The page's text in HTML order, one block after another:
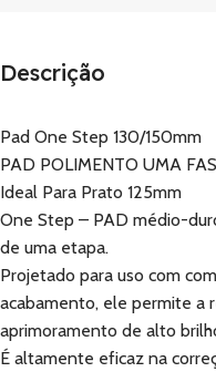
Descrição
Pad One Step 130/150mm
PAD POLIMENTO UMA
Ideal Para Prato 125mm
One Step – PAD médio-
de uma etapa.
Projetado para uso com
acabamento, ele permite a
aprimoramento de alto
É altamente eficaz na